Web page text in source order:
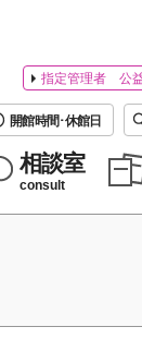
指定管理者 公
開館時間･休館日
相談室
consult